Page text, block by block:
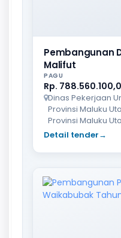
Pembangunan
Malifut
PAGU
Rp.
Dinas Pekerjaan
Provinsi Maluku
Provinsi Maluku
Detail tender→